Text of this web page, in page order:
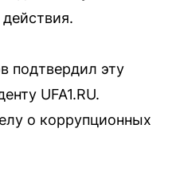
подтвердил эту
UFA1.RU.
о коррупционных